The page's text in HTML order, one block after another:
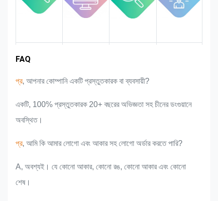
শিল্প অভিজ্ঞতা
FAQ
প্র, আপনার কোম্পানি একটি প্রস্তুতকারক বা ব্যবসায়ী?
একটি, 100% প্রস্তুতকারক 20+ বছরের অভিজ্ঞতা সহ চীনের ডংগুয়ানে
অবস্থিত।
প্র, আমি কি আমার লোগো এবং আকার সহ লোগো অর্ডার করতে পারি?
A, অবশ্যই। যে কোনো আকার, কোনো রঙ, কোনো আকার এবং কোনো
শেষ।